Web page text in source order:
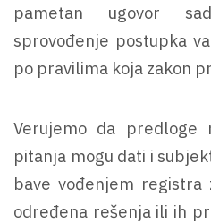
pametan ugovor
sprovođenje postupka
po pravilima koja zakon
Verujemo da predloge
pitanja mogu dati i
bave vođenjem
određena rešenja ili ih